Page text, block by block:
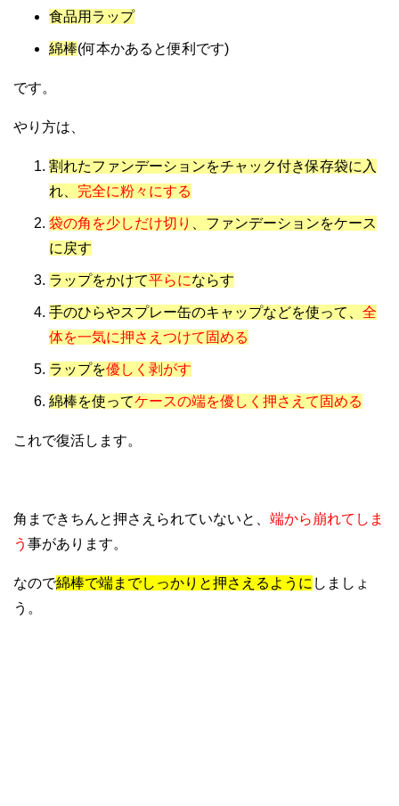
食品用ラップ
綿棒(何本かあると便利です)
です。
やり方は、
割れたファンデーションをチャック付き保存袋に入
れ、 完全に粉々にする
袋の角を少しだけ切り
、ファンデーションをケース
に戻す
ラップをかけて平らにならす
手のひらやスプレー缶のキャップなどを使って、 全
体を一気に押さえつけて固める
ラップを優しく剥がす
綿棒を使ってケースの端を優しく押さえて固める
これで復活します。
角まできちんと押さえられていないと、 端から崩れてしま
う 事があります。
なので綿棒で端までしっかりと押さえるように しましょ
う。